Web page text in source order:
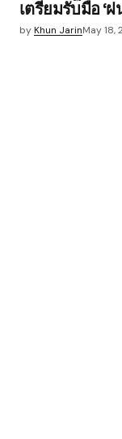
เตรียมรับมือ ‘ฝ
byKhun JarinMay 18,